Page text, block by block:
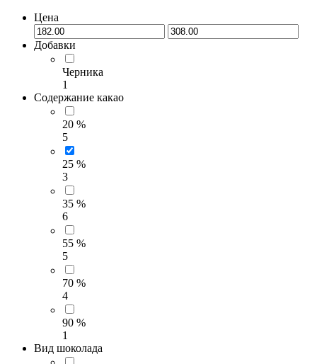
Цена
Добавки
Черника
1
Содержание какао
20 %
5
25 %
3
35 %
6
55 %
5
70 %
4
90 %
1
Вид шоколада